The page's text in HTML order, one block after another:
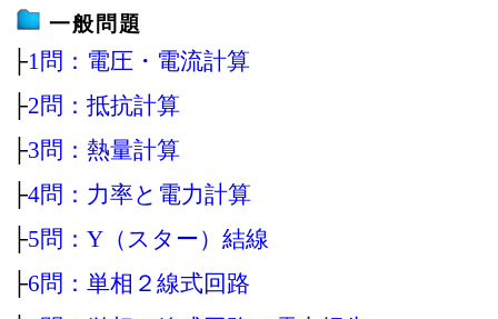
一般問題
├1問：電圧・電流計算
├2問：抵抗計算
├3問：熱量計算
├4問：力率と電力計算
├5問：Y（スター）結線
├6問：単相２線式回路